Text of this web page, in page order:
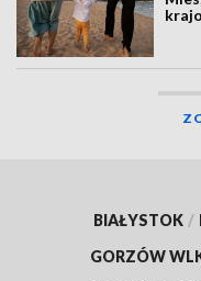
BIAŁYSTOK /
GORZÓW